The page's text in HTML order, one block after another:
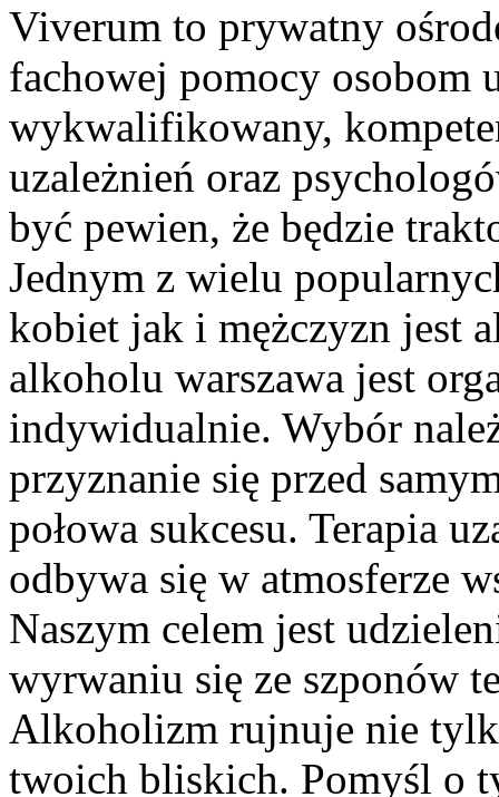
Viverum to prywatny
fachowej pomocy osobom
wykwalifikowany,
uzależnień oraz
być pewien, że będzie
Jednym z wielu
kobiet jak i mężczyzn jest
alkoholu warszawa jest
indywidualnie. Wybór
przyznanie się przed
połowa sukcesu. Terapia
odbywa się w atmosferze
Naszym celem jest
wyrwaniu się ze szponów
Alkoholizm rujnuje nie
twoich bliskich. Pomyśl o